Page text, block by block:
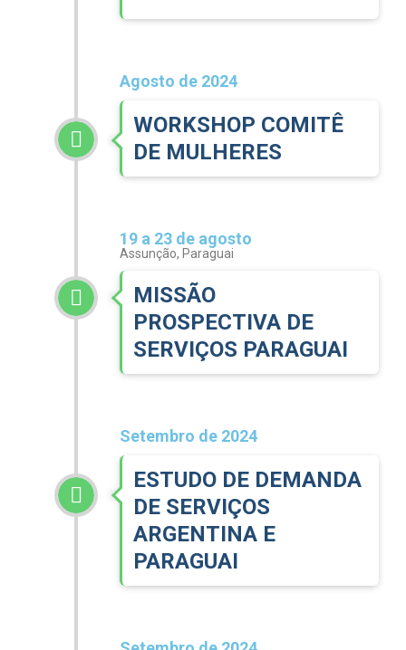
Agosto de 2024
WORKSHOP COMITÊ
DE MULHERES
19 a 23 de agosto
Assunção, Paraguai
MISSÃO
PROSPECTIVA DE
SERVIÇOS PARAGUAI
Setembro de 2024
ESTUDO DE DEMANDA
DE SERVIÇOS
ARGENTINA E
PARAGUAI